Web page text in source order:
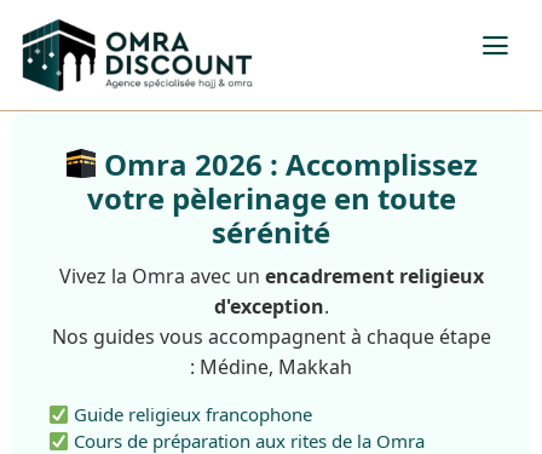
Omra 2026 : Accomplissez
votre pèlerinage en toute
sérénité
Vivez la Omra avec un encadrement religieux
d'exception.
Nos guides vous accompagnent à chaque étape
: Médine, Makkah
Guide religieux francophone
Cours de préparation aux rites de la Omra